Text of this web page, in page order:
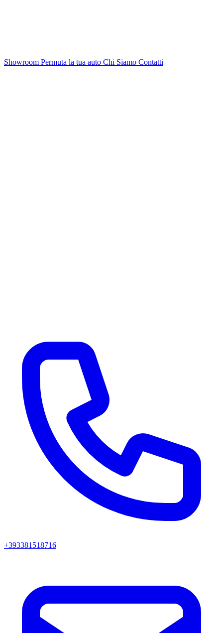
Showroom Permuta la tua auto Chi Siamo Contatti
+393381518716